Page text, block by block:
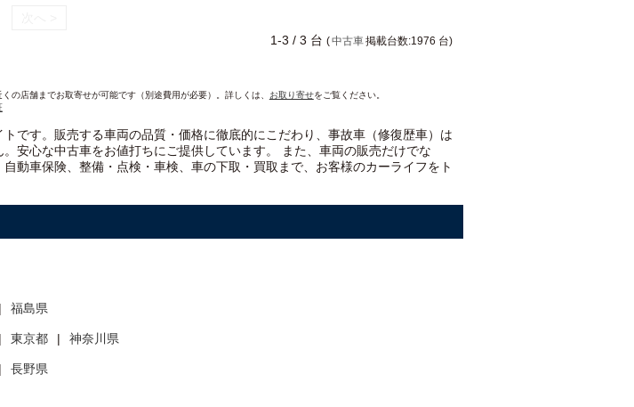
1-3 / 3 台 (中古車掲載台数:1976 台)
の店舗までお取寄せが可能です（別途費用が必要）。詳しくは、 お取り寄せをご覧ください。
トです。販売する車両の品質・価格に徹底的にこだわり、事故車（修復歴車）は
。安心な中古車をお値打ちに ご提供しています。 また、車両の販売だけでな
動車保険、整備・点検・車検、車の下取・買取まで、お客様のカーライフをト
福島県
東京都 神奈川県
長野県